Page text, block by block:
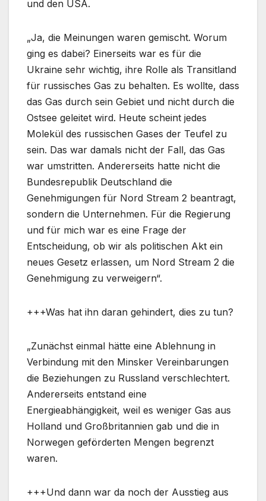
und den USA.
„Ja, die Meinungen waren gemischt. Worum
ging es dabei? Einerseits war es für die
Ukraine sehr wichtig, ihre Rolle als Transitland
für russisches Gas zu behalten. Es wollte, dass
das Gas durch sein Gebiet und nicht durch die
Ostsee geleitet wird. Heute scheint jedes
Molekül des russischen Gases der Teufel zu
sein. Das war damals nicht der Fall, das Gas
war umstritten. Andererseits hatte nicht die
Bundesrepublik Deutschland die
Genehmigungen für Nord Stream 2 beantragt,
sondern die Unternehmen. Für die Regierung
und für mich war es eine Frage der
Entscheidung, ob wir als politischen Akt ein
neues Gesetz erlassen, um Nord Stream 2 die
Genehmigung zu verweigern“.
+++Was hat ihn daran gehindert, dies zu tun?
„Zunächst einmal hätte eine Ablehnung in
Verbindung mit den Minsker Vereinbarungen
die Beziehungen zu Russland verschlechtert.
Andererseits entstand eine
Energieabhängigkeit, weil es weniger Gas aus
Holland und Großbritannien gab und die in
Norwegen geförderten Mengen begrenzt
waren.
+++Und dann war da noch der Ausstieg aus